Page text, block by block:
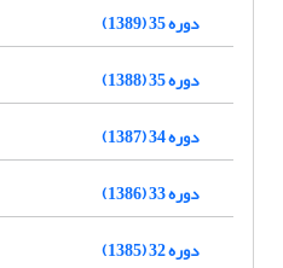
دوره 35 (1389)
دوره 35 (1388)
دوره 34 (1387)
دوره 33 (1386)
دوره 32 (1385)